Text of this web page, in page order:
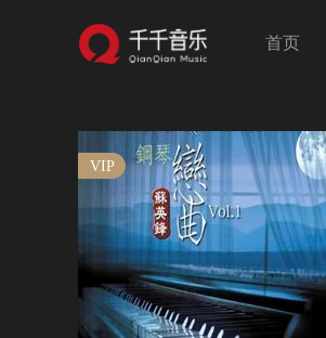
首页
VIP